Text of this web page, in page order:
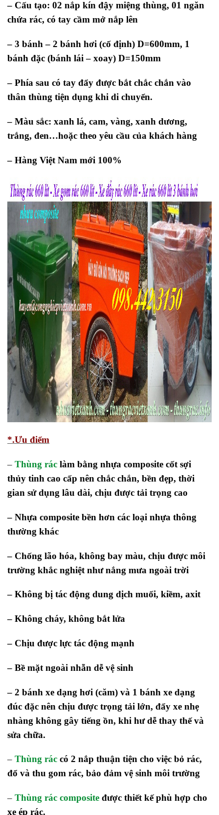
– Cấu tạo: 02 nắp kín đậy miệng thùng, 01 ngăn
chứa rác, có tay cầm mở nắp lên
– 3 bánh – 2 bánh hơi (cố định) D=600mm, 1
bánh đặc (bánh lái – xoay) D=150mm
– Phía sau có tay đẩy được bắt chắc chắn vào
thân thùng tiện dụng khi di chuyển.
– Màu sắc: xanh lá, cam, vàng, xanh dương,
trắng, đen…hoặc theo yêu cầu của khách hàng
– Hàng Việt Nam mới 100%
*.Ưu điểm
– Thùng rác làm bằng nhựa composite cốt sợi
thủy tinh cao cấp nên chắc chắn, bền đẹp, thời
gian sử dụng lâu dài, chịu được tải trọng cao
– Nhựa composite bền hơn các loại nhựa thông
thường khác
– Chống lão hóa, không bay màu, chịu được môi
trường khắc nghiệt như nắng mưa ngoài trời
– Không bị tác động dung dịch muối, kiềm, axit
– Không cháy, không bắt lửa
– Chịu được lực tác động mạnh
– Bề mặt ngoài nhẵn dễ vệ sinh
– 2 bánh xe dạng hơi (căm) và 1 bánh xe dạng
đúc đặc nên chịu được trọng tải lớn, đẩy xe nhẹ
nhàng không gây tiếng ồn, khi hư dễ thay thế và
sửa chữa.
– Thùng rác có 2 nắp thuận tiện cho việc bỏ rác,
đổ và thu gom rác, bảo đảm vệ sinh môi trường
– Thùng rác composite được thiết kế phù hợp cho
xe ép rác.